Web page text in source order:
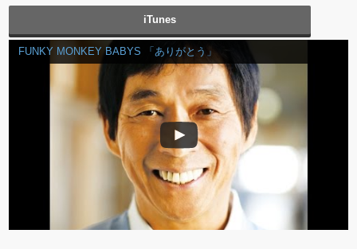
iTunes
FUNKY MONKEY BABYS 「ありがとう」